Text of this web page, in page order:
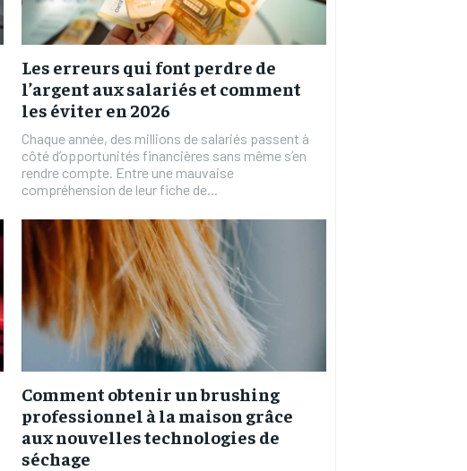
Les erreurs qui font perdre de
l’argent aux salariés et comment
les éviter en 2026
Chaque année, des millions de salariés passent à
côté d’opportunités financières sans même s’en
rendre compte. Entre une mauvaise
compréhension de leur fiche de...
Comment obtenir un brushing
professionnel à la maison grâce
aux nouvelles technologies de
séchage